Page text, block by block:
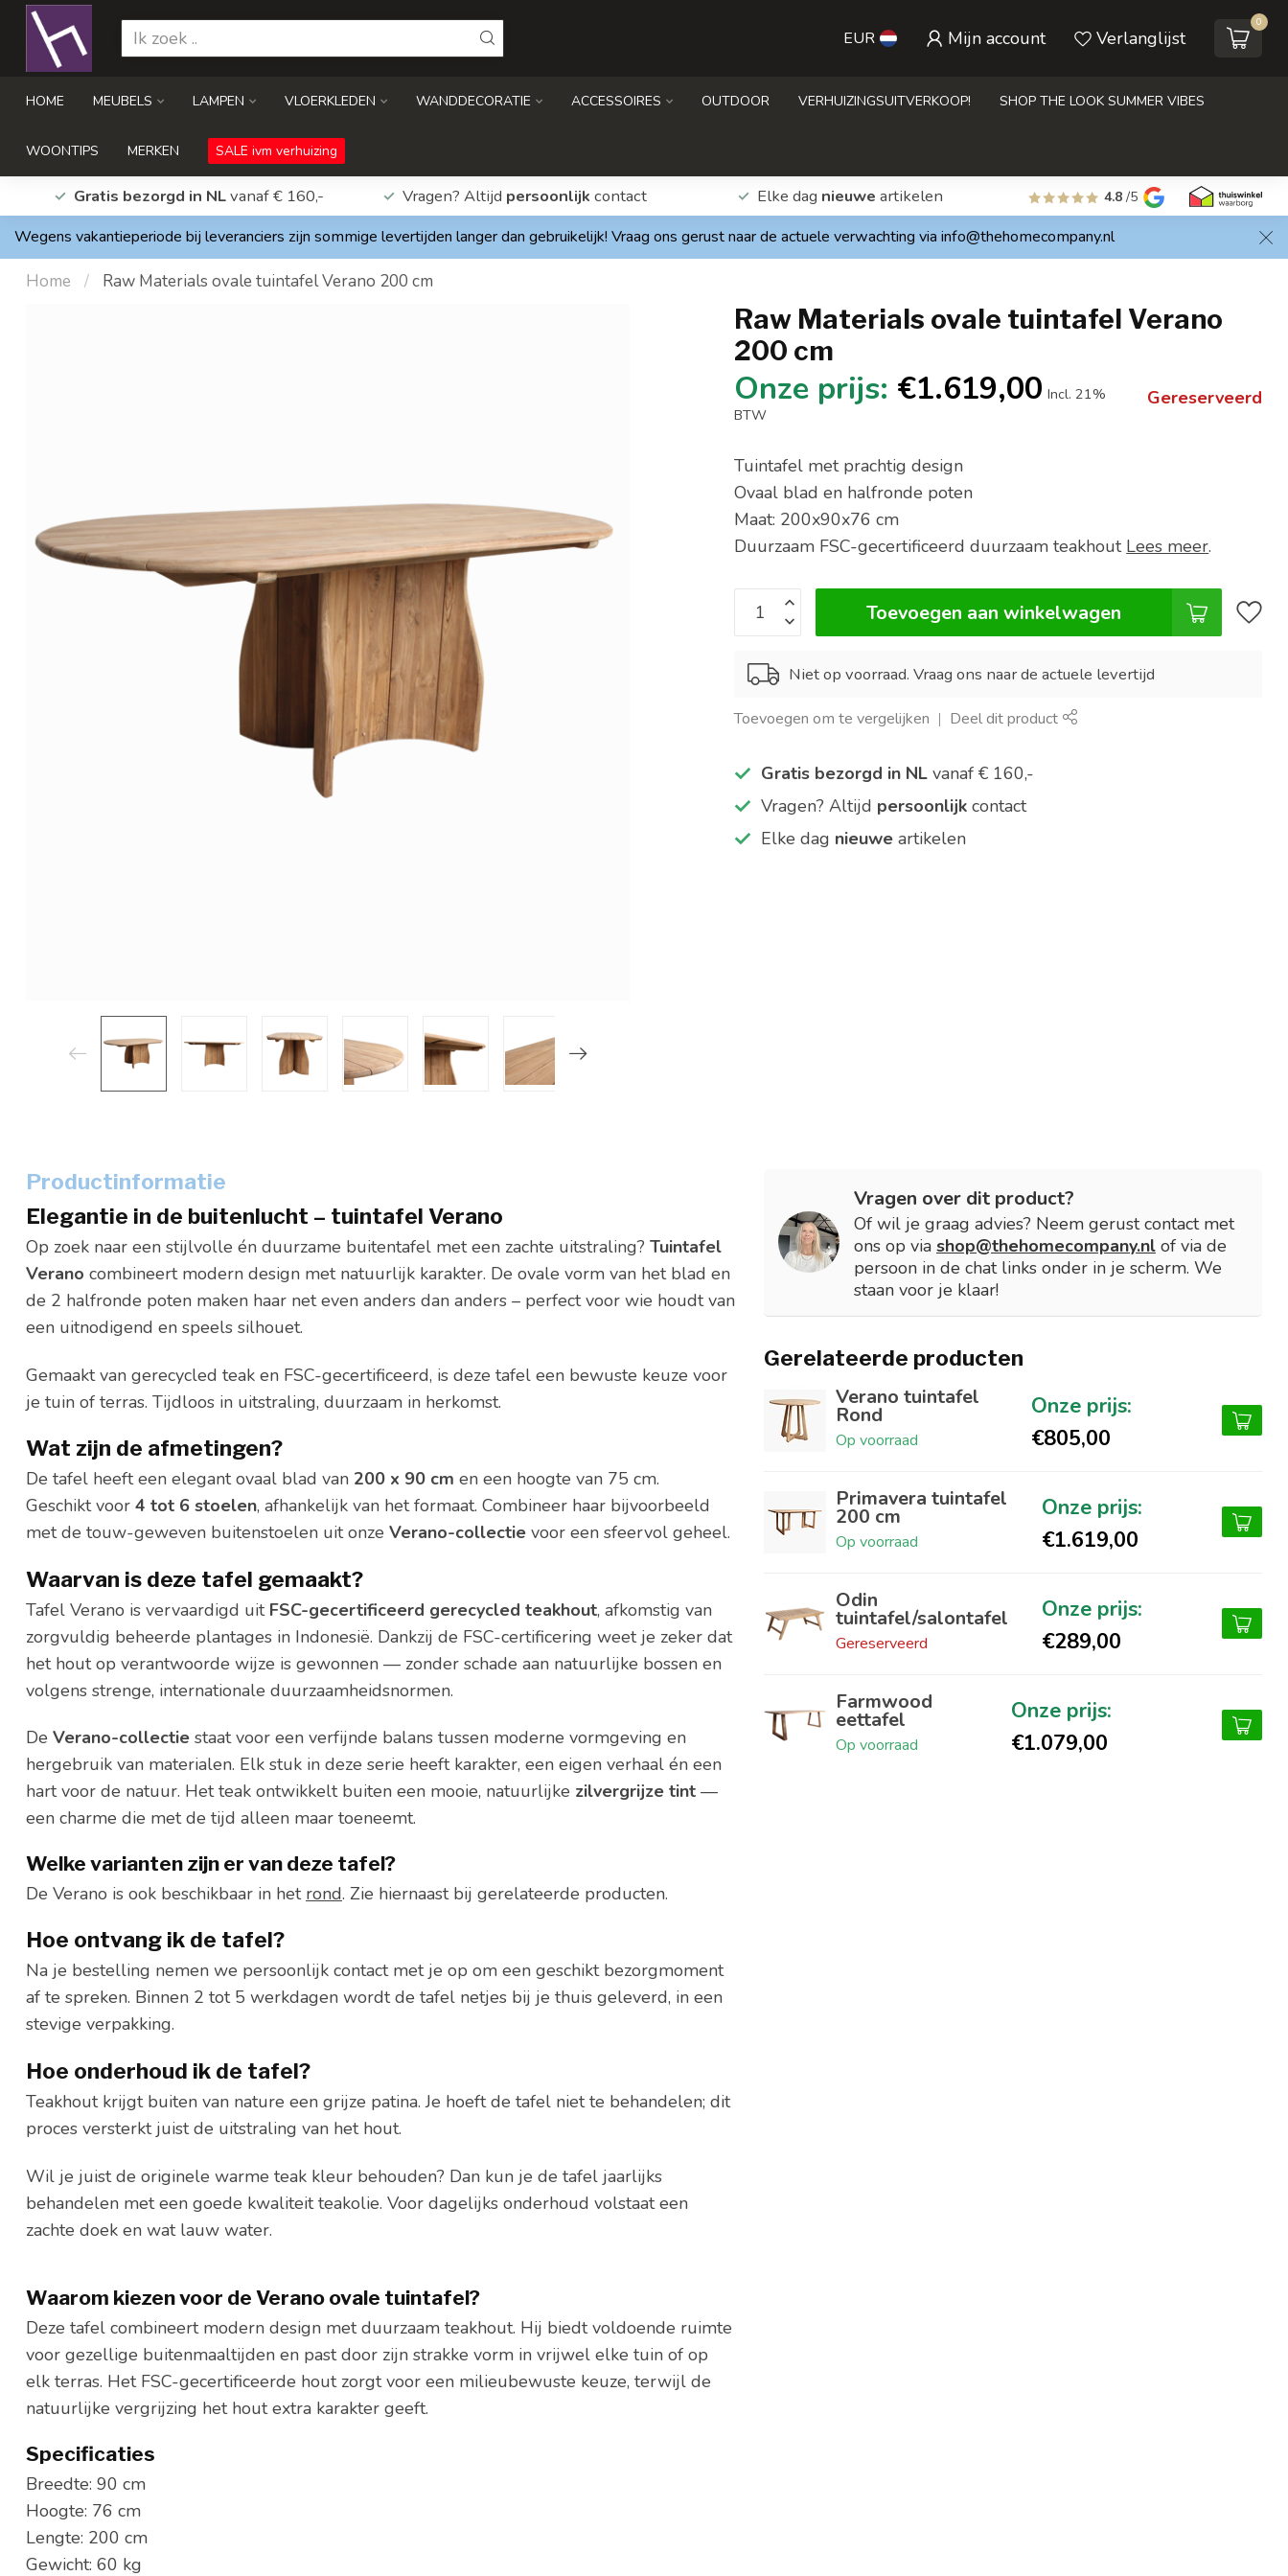
EUR Mijn account Verlanglijst
0
HOME MEUBELS LAMPEN VLOERKLEDEN WANDDECORATIE ACCESSOIRES OUTDOOR VERHUIZINGSUITVERKOOP! SHOP THE LOOK SUMMER VIBES
WOONTIPS MERKEN SALE ivm verhuizing
Gratis bezorgd in NLvanaf € 160,- Vragen? Altijd persoonlijk contact Elke dag nieuwe artikelen 4.8 /5
Wegens vakantieperiode bij leveranciers zijn sommige levertijden langer dan gebruikelijk! Vraag ons gerust naar de actuele verwachting via info@thehomecompany.nl
Home / Raw Materials ovale tuintafel Verano 200 cm
Raw Materials ovale tuintafel Verano
200 cm
€1.619,00 Incl. 21%
BTW
Gereserveerd
Tuintafel met prachtig design
Ovaal blad en halfronde poten
Maat: 200x90x76 cm
Duurzaam FSC-gecertificeerd duurzaam teakhout Lees meer.
Toevoegen aan winkelwagen
Niet op voorraad. Vraag ons naar de actuele levertijd
Toevoegen om te vergelijken Deel dit product
Gratis bezorgd in NL vanaf € 160,-
Vragen? Altijd persoonlijk contact
Elke dag nieuwe artikelen
Productinformatie
Elegantie in de buitenlucht – tuintafel Verano
Op zoek naar een stijlvolle én duurzame buitentafel met een zachte uitstraling? Tuintafel
Verano combineert modern design met natuurlijk karakter. De ovale vorm van het blad en
de 2 halfronde poten maken haar net even anders dan anders – perfect voor wie houdt van
een uitnodigend en speels silhouet.
Gemaakt van gerecycled teak en FSC-gecertificeerd, is deze tafel een bewuste keuze voor
je tuin of terras. Tijdloos in uitstraling, duurzaam in herkomst.
Wat zijn de afmetingen?
De tafel heeft een elegant ovaal blad van 200 x 90 cm en een hoogte van 75 cm.
Geschikt voor 4 tot 6 stoelen, afhankelijk van het formaat. Combineer haar bijvoorbeeld
met de touw-geweven buitenstoelen uit onze Verano-collectie voor een sfeervol geheel.
Waarvan is deze tafel gemaakt?
Tafel Verano is vervaardigd uit FSC-gecertificeerd gerecycled teakhout, afkomstig van
zorgvuldig beheerde plantages in Indonesië. Dankzij de FSC-certificering weet je zeker dat
het hout op verantwoorde wijze is gewonnen — zonder schade aan natuurlijke bossen en
volgens strenge, internationale duurzaamheidsnormen.
De Verano-collectie staat voor een verfijnde balans tussen moderne vormgeving en
hergebruik van materialen. Elk stuk in deze serie heeft karakter, een eigen verhaal én een
hart voor de natuur. Het teak ontwikkelt buiten een mooie, natuurlijke zilvergrijze tint —
een charme die met de tijd alleen maar toeneemt.
Welke varianten zijn er van deze tafel?
De Verano is ook beschikbaar in het rond. Zie hiernaast bij gerelateerde producten.
Hoe ontvang ik de tafel?
Na je bestelling nemen we persoonlijk contact met je op om een geschikt bezorgmoment
af te spreken. Binnen 2 tot 5 werkdagen wordt de tafel netjes bij je thuis geleverd, in een
stevige verpakking.
Hoe onderhoud ik de tafel?
Teakhout krijgt buiten van nature een grijze patina. Je hoeft de tafel niet te behandelen; dit
proces versterkt juist de uitstraling van het hout.
Wil je juist de originele warme teak kleur behouden? Dan kun je de tafel jaarlijks
behandelen met een goede kwaliteit teakolie. Voor dagelijks onderhoud volstaat een
zachte doek en wat lauw water.
Waarom kiezen voor de Verano ovale tuintafel?
Deze tafel combineert modern design met duurzaam teakhout. Hij biedt voldoende ruimte
voor gezellige buitenmaaltijden en past door zijn strakke vorm in vrijwel elke tuin of op
elk terras. Het FSC-gecertificeerde hout zorgt voor een milieubewuste keuze, terwijl de
natuurlijke vergrijzing het hout extra karakter geeft.
Specificaties
Breedte: 90 cm
Hoogte: 76 cm
Lengte: 200 cm
Gewicht: 60 kg
Vragen over dit product?
Of wil je graag advies? Neem gerust contact met
ons op via shop@thehomecompany.nl of via de
persoon in de chat links onder in je scherm. We
staan voor je klaar!
Gerelateerde producten
Verano tuintafel
Rond
Op voorraad €805,00
Primavera tuintafel
200 cm
Op voorraad €1.619,00
Odin
tuintafel/salontafel
Gereserveerd €289,00
Farmwood
eettafel
Op voorraad €1.079,00